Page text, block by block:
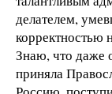
делателем,
корректностью
Знаю, что даже
приняла